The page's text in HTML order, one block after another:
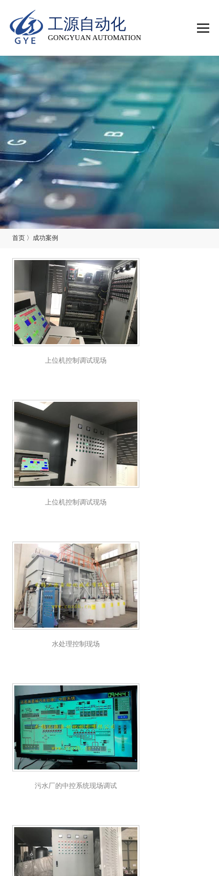
工源自动化
GONGYUAN AUTOMATION
首页 〉 成功案例
上位机控制调试现场
上位机控制调试现场
水处理控制现场
污水厂的中控系统现场调试